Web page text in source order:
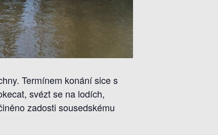
Termínem konání sice s
svézt se na lodích,
zadosti sousedskému